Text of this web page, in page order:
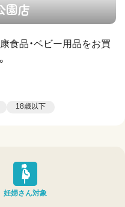
園店
食品・ベビー用品をお買
18歳以下
妊婦さん対象